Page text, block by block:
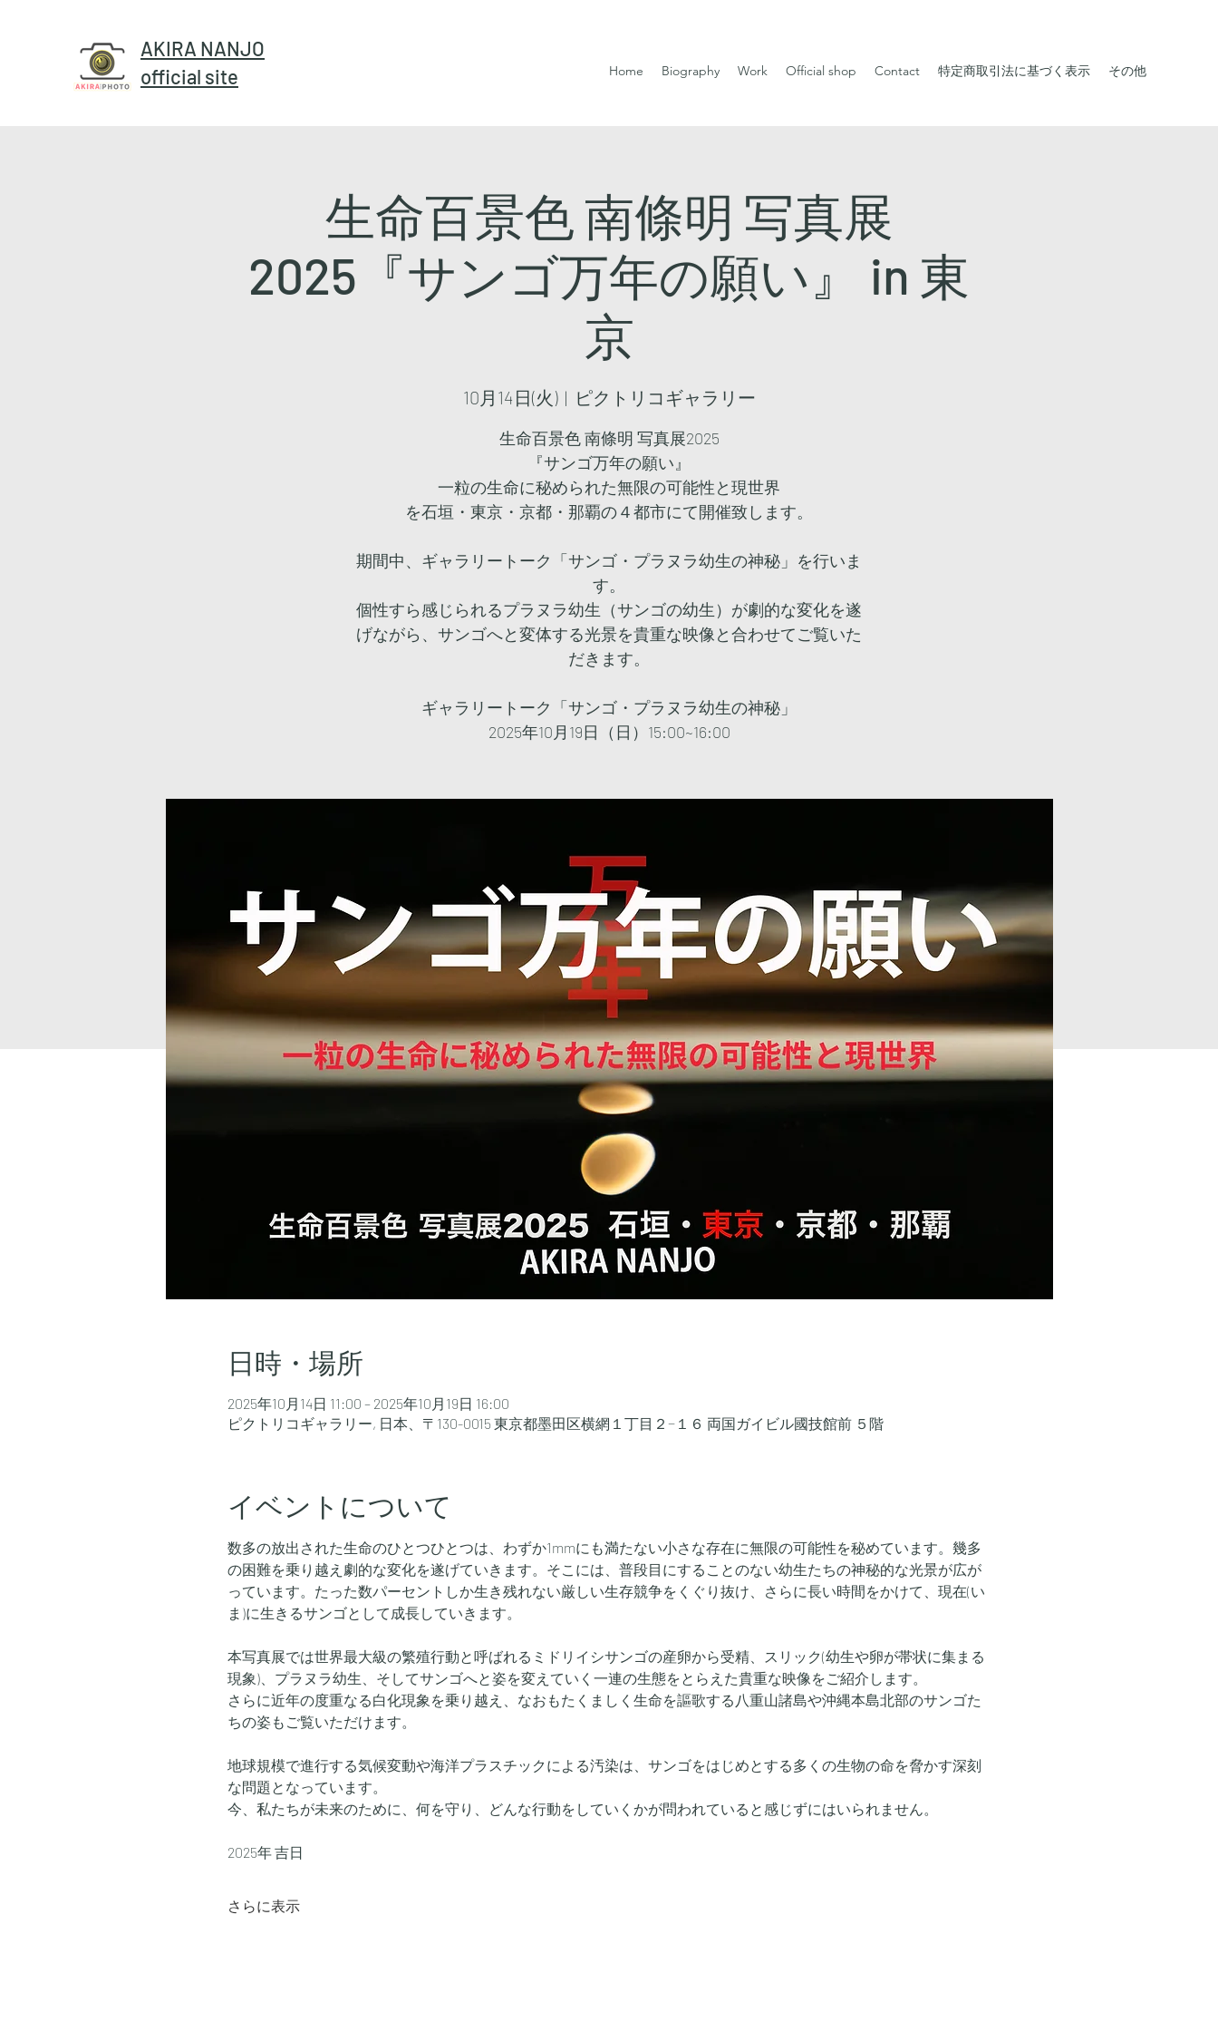
AKIRA NANJO
official site
Home Biography Work Official shop Contact 特定商取引法に基づく表示 その他
生命百景色 南條明 写真展
2025『サンゴ万年の願い』 in 東
京
10月14日(火)
  |
ピクトリコギャラリー
生命百景色 南條明 写真展2025
『サンゴ万年の願い』
一粒の生命に秘められた無限の可能性と現世界
を石垣・東京・京都・那覇の４都市にて開催致します。
期間中、ギャラリートーク「サンゴ・プラヌラ幼生の神秘」を行いま
す。
個性すら感じられるプラヌラ幼生（サンゴの幼生）が劇的な変化を遂
げながら、サンゴへと変体する光景を貴重な映像と合わせてご覧いた
だきます。
ギャラリートーク「サンゴ・プラヌラ幼生の神秘」
2025年10月19日（日）15:00~16:00
日時・場所
2025年10月14日 11:00 – 2025年10月19日 16:00
ピクトリコギャラリー, 日本、〒130-0015 東京都墨田区横網１丁目２−１６ 両国ガイビル國技館前 ５階
イベントについて
数多の放出された生命のひとつひとつは、わずか1mmにも満たない小さな存在に無限の可能性を秘めています。幾多
の困難を乗り越え劇的な変化を遂げていきます。そこには、普段目にすることのない幼生たちの神秘的な光景が広が
っています。たった数パーセントしか生き残れない厳しい生存競争をくぐり抜け、さらに長い時間をかけて、現在(い
ま)に生きるサンゴとして成長していきます。
本写真展では世界最大級の繁殖行動と呼ばれるミドリイシサンゴの産卵から受精、スリック(幼生や卵が帯状に集まる
現象)、プラヌラ幼生、そしてサンゴへと姿を変えていく一連の生態をとらえた貴重な映像をご紹介します。
さらに近年の度重なる白化現象を乗り越え、なおもたくましく生命を謳歌する八重山諸島や沖縄本島北部のサンゴた
ちの姿もご覧いただけます。
地球規模で進行する気候変動や海洋プラスチックによる汚染は、サンゴをはじめとする多くの生物の命を脅かす深刻
な問題となっています。
今、私たちが未来のために、何を守り、どんな行動をしていくかが問われていると感じずにはいられません。
2025年 吉日
さらに表示